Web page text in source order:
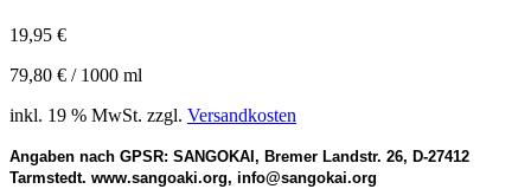
19,95 €
79,80 € / 1000 ml
inkl. 19 % MwSt. zzgl. Versandkosten
Angaben nach GPSR: SANGOKAI, Bremer Landstr. 26, D-27412
Tarmstedt. www.sangoaki.org, info@sangokai.org